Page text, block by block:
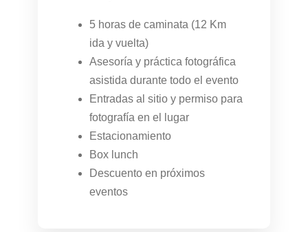
5 horas de caminata (12 Km
ida y vuelta)
Asesoría y práctica fotográfica
asistida durante todo el evento
Entradas al sitio y permiso para
fotografía en el lugar
Estacionamiento
Box lunch
Descuento en próximos
eventos